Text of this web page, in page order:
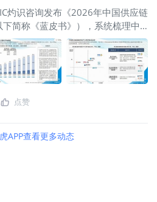
灵活适配各
金融机构、
配。 四大
融资体验升
资料上传即
暴露单据瑕
办理周
核逻辑支持
不同银行差
智深耕ESG
构建 相较
，联易融
规的发展模
在责任转化
价值与社会
，持续拓
境保护、公
积极拓展新
灼识咨询发布《2026年中国供应链
简称《蓝皮书》），系统梳理中
发展现状及未来趋势。凭借技术
的综合优势，联易融连续第六年位
方案提供商市场占有率第一。 《蓝
易融供应链金融科技解决方案交易
全国第一。依托完备的技术研发体
健增长。 六年持续领跑，双赛道
点赞
APP查看更多动态